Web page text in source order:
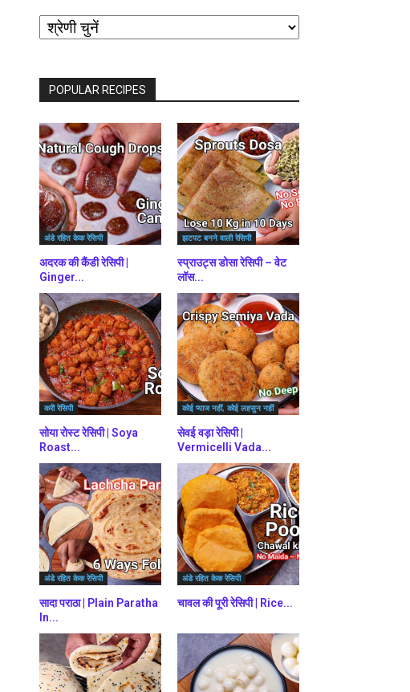
श्रेणियों
द्वारा
ब्राउज़
POPULAR RECIPES
अंडे रहित केक रेसिपी
अदरक की कैंडी रेसिपी |
Ginger...
झटपट बनने वाली रेसिपी
स्प्राउट्स डोसा रेसिपी – वेट
लॉस...
करी रेसिपी
सोया रोस्ट रेसिपी | Soya
Roast...
कोई प्याज नहीं, कोई लहसुन नहीं
सेवई वड़ा रेसिपी |
Vermicelli Vada...
अंडे रहित केक रेसिपी
सादा पराठा | Plain Paratha
In...
अंडे रहित केक रेसिपी
चावल की पूरी रेसिपी | Rice...